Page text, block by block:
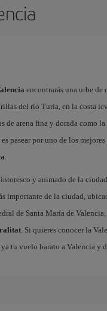
encontrarás una urbe
del río Turia, en la costa
de arena fina y dorada como la
pasear por uno de los
.
y animado de la
importante de la ciudad,
de Santa María de Valencia,
. Si quieres conocer la
ya tu vuelo barato a Valencia y